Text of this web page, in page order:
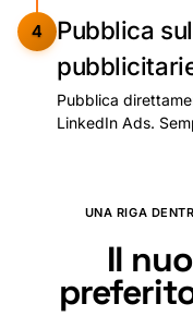
4 Pubblica
Pubblica
LinkedIn Ads.
UNA RIGA
Il